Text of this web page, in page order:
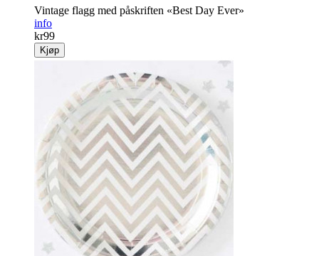
Vintage flagg med påskriften «Best Day Ever»
info
kr99
Kjøp